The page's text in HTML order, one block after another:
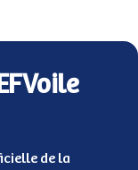
de la